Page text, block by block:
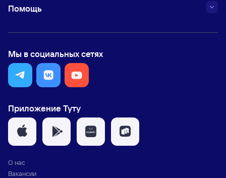
Помощь
Мы в социальных сетях
Приложение Туту
О нас
Вакансии